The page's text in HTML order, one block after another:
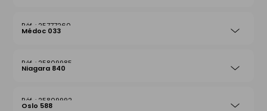
25777260
Médoc 033
25809985
Niagara 840
25809992
Oslo 588